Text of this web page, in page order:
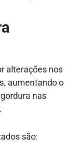
alterações nos
aumentando o
nas
são: